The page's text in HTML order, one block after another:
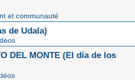
et communauté
de Udala)
DEL MONTE (El día de los